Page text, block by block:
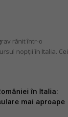
rănit într-o
nopții în Italia. Cei
în Italia:
mai aproape